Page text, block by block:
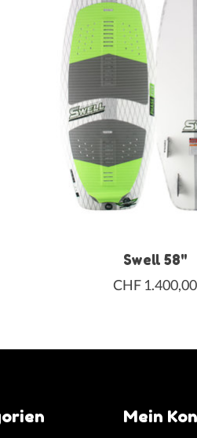
Swell 58"
CHF 1.400,00
Mein